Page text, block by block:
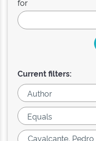
for
Current filters: